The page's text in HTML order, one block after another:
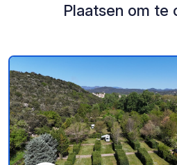
Plaatsen om te